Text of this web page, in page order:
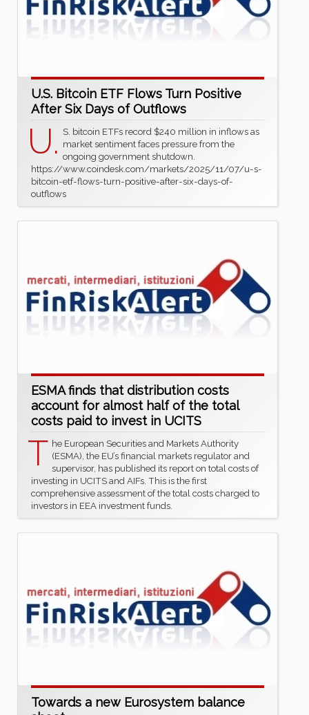
U.S. Bitcoin ETF Flows Turn Positive
After Six Days of Outflows
U. S. bitcoin ETFs record $240 million in inflows as
market sentiment faces pressure from the
ongoing government shutdown.
https://www.coindesk.com/markets/2025/11/07/u-s-
bitcoin-etf-flows-turn-positive-after-six-days-of-
outflows
ESMA finds that distribution costs
account for almost half of the total
costs paid to invest in UCITS
T he European Securities and Markets Authority
(ESMA), the EU’s financial markets regulator and
supervisor, has published its report on total costs of
investing in UCITS and AIFs. This is the first
comprehensive assessment of the total costs charged to
investors in EEA investment funds.
Towards a new Eurosystem balance